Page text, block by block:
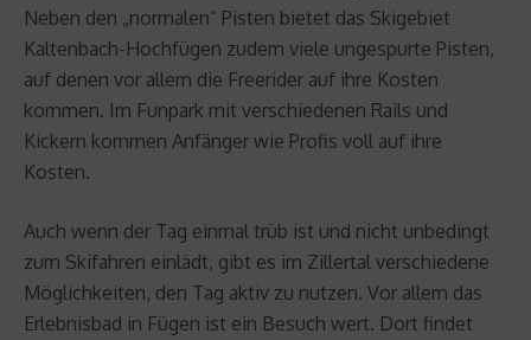
Neben den „normalen“ Pisten bietet das Skigebiet
Kaltenbach-Hochfügen zudem viele ungespurte Pisten,
auf denen vor allem die Freerider auf ihre Kosten
kommen. Im Funpark mit verschiedenen Rails und
Kickern kommen Anfänger wie Profis voll auf ihre
Kosten.
Auch wenn der Tag einmal trüb ist und nicht unbedingt
zum Skifahren einlädt, gibt es im Zillertal verschiedene
Möglichkeiten, den Tag aktiv zu nutzen. Vor allem das
Erlebnisbad in Fügen ist ein Besuch wert. Dort findet